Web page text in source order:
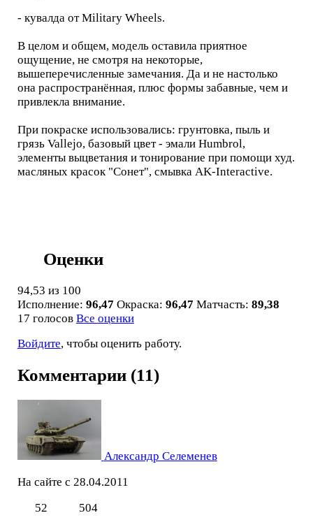
- кувалда от Military Wheels.
В целом и общем, модель оставила приятное
ощущение, не смотря на некоторые,
вышеперечисленные замечания. Да и не настолько
она распространённая, плюс формы забавные, чем и
привлекла внимание.
При покраске использовались: грунтовка, пыль и
грязь Vallejo, базовый цвет - эмали Humbrol,
элементы выцветания и тонирование при помощи худ.
масляных красок "Сонет", смывка AK-Interactive.
Оценки
94,53 из 100
Исполнение: 96,47 Окраска: 96,47 Матчасть: 89,38
17 голосов Все оценки
Войдите, чтобы оценить работу.
Комментарии (11)
Александр Селеменев
На сайте с 28.04.2011
52
504